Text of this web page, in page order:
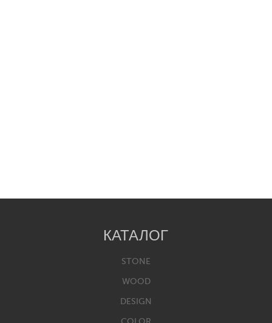
КАТАЛОГ
STONE
WOOD
DESIGN